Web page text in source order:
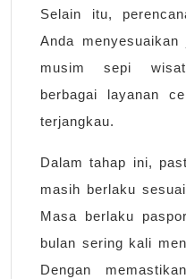
Selain itu,
Anda menyesuaikan
musim sepi
berbagai layanan
terjangkau.
Dalam tahap ini,
masih berlaku
Masa berlaku
bulan sering kali
Dengan